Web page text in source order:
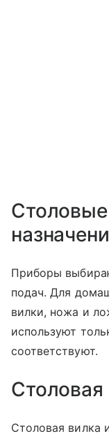
Приборы
подач. Для
вилки, ножа и
используют
соответствуют.
Столовая вилка